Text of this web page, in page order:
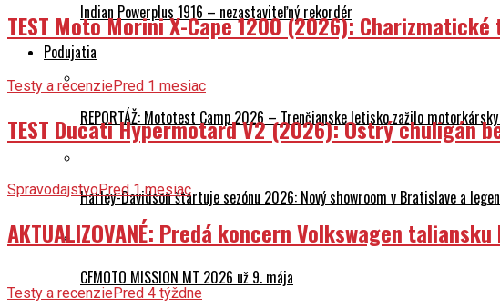
Indian Powerplus 1916 – nezastaviteľný rekordér
Podujatia
REPORTÁŽ: Mototest Camp 2026 – Trenčianske letisko zažilo
Harley-Davidson štartuje sezónu 2026: Nový showroom v Bratislave a
CFMOTO MISSION MT 2026 už 9. mája
TEST Moto Morini X-Cape 1200 (2026):
Testy a recenziePred 1 mesiac
TEST Ducati Hypermotard V2 (2026): Ostrý chuligán
SpravodajstvoPred 1 mesiac
AKTUALIZOVANÉ: Predá koncern Volkswagen
Testy a recenziePred 4 týždne